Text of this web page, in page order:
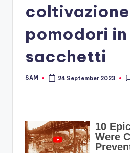
pomodori in
sacchetti
Posted
SAM 24 September 2023